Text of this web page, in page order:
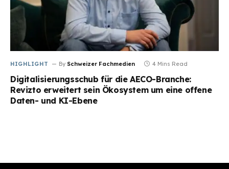
HIGHLIGHT By Schweizer Fachmedien 4 Mins Read
Digitalisierungsschub für die AECO-Branche:
Revizto erweitert sein Ökosystem um eine offene
Daten- und KI-Ebene